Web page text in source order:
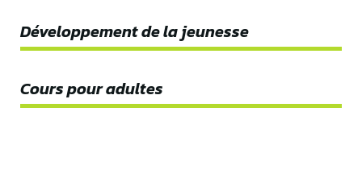
Développement de la jeunesse
Cours pour adultes